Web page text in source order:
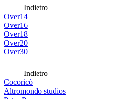
Indietro
Over14
Over16
Over18
Over20
Over30
Indietro
Cocoricò
Altromondo studios